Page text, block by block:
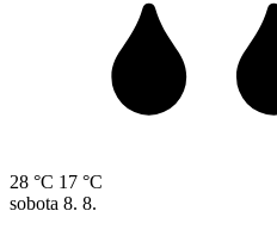
28 °C 17 °C
sobota 8. 8.